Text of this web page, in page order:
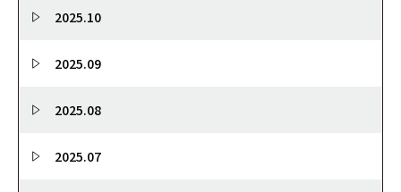
2025.10
2025.09
2025.08
2025.07